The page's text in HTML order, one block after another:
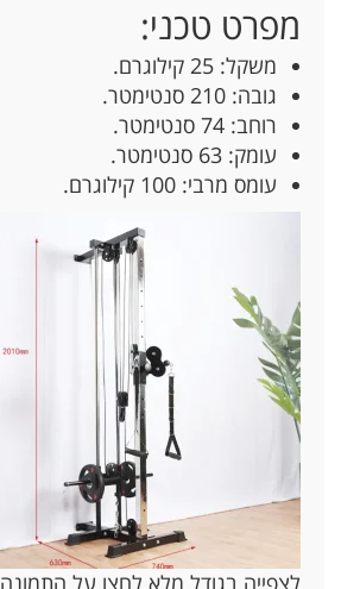
מפרט טכני:
משקל: 25 קילוגרם.
גובה: 210 סנטימטר.
רוחב: 74 סנטימטר.
עומק: 63 סנטימטר.
עומס מרבי: 100 קילוגרם.
לצפייה בגודל מלא לחצו על התמונה